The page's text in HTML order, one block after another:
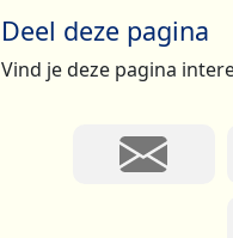
Deel deze pagina
Vind je deze pagina